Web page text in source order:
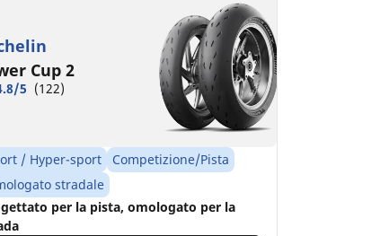
Cup 2
5 (122)
/ Hyper-sport
Competizione/Pista
stradale
per la pista, omologato per la